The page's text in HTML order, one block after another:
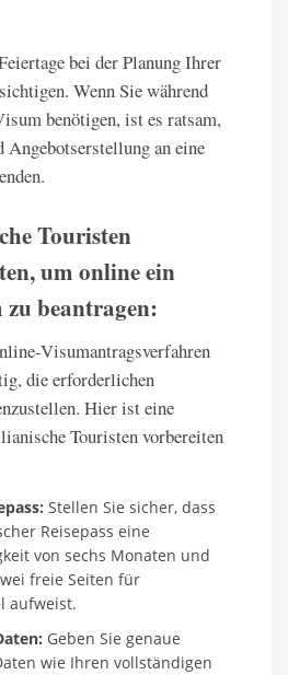
bei der Planung Ihrer
Wenn Sie während
benötigen, ist es ratsam,
Angebotserstellung an eine
Touristen
um online ein
beantragen:
Visumantragsverfahren
die erforderlichen
Hier ist eine
Touristen vorbereiten
Stellen Sie sicher, dass
Reisepass eine
von sechs Monaten und
freie Seiten für
aufweist.
Geben Sie genaue
wie Ihren vollständigen